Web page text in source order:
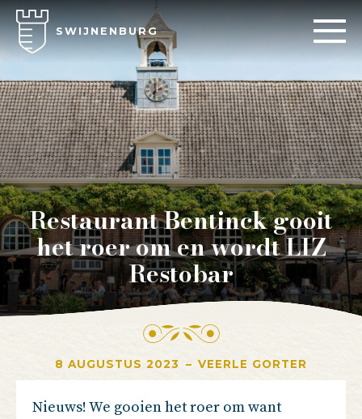
SWIJNENBURG
Restaurant Bentinck gooit
het roer om en wordt LIZ
Restobar
8 AUGUSTUS 2023 – VEERLE GORTER
Nieuws! We gooien het roer om want